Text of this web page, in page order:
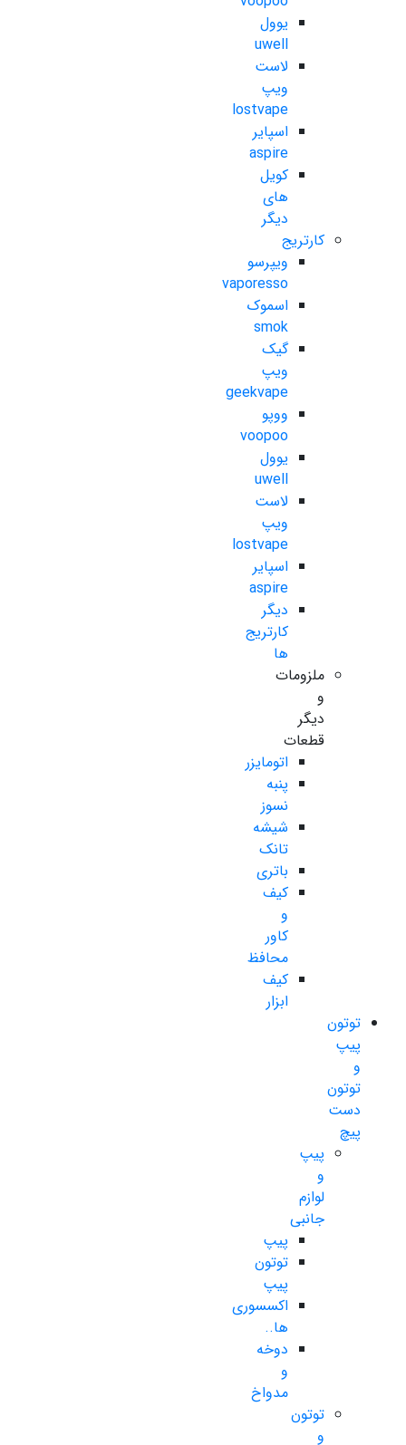
یوول
uwell
لاست
ویپ
lostvape
اسپایر
aspire
کویل
های
دیگر
کارتریج
ویپرسو
vaporesso
اسموک
smok
گیک
ویپ
geekvape
ووپو
voopoo
یوول
uwell
لاست
ویپ
lostvape
اسپایر
aspire
دیگر
کارتریج
ها
ملزومات
و
دیگر
قطعات
اتومایزر
پنبه
نسوز
شیشه
تانک
باتری
کیف
و
کاور
محافظ
کیف
ابزار
توتون
پیپ
و
توتون
دست
پیچ
پیپ
و
لوازم
جانبی
پیپ
توتون
پیپ
اکسسوری
ها..
دوخه
و
مدواخ
توتون
و